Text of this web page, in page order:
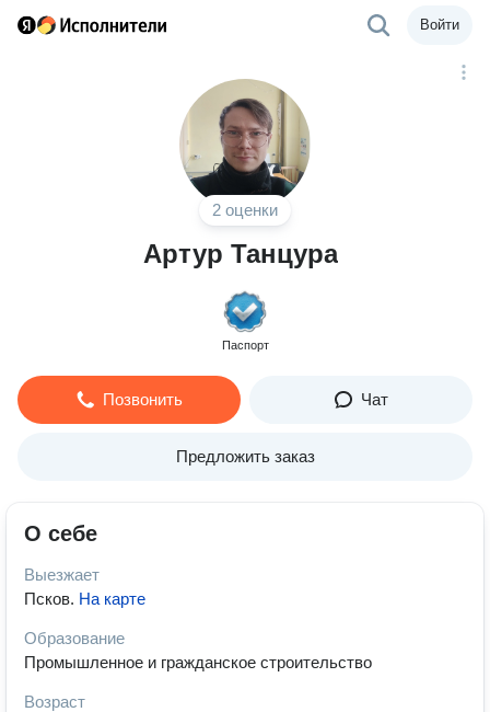
Войти
2 оценки
Артур Танцура
Паспорт
Позвонить Чат
Предложить заказ
О себе
Выезжает
Псков. На карте
Образование
Промышленное и гражданское строительство
Возраст